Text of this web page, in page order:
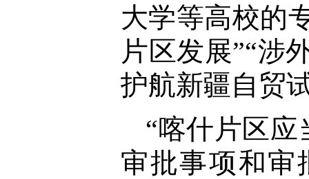
大学等高校的
片区发展”“涉
护航新疆自贸
“喀什片区
审批事项和审